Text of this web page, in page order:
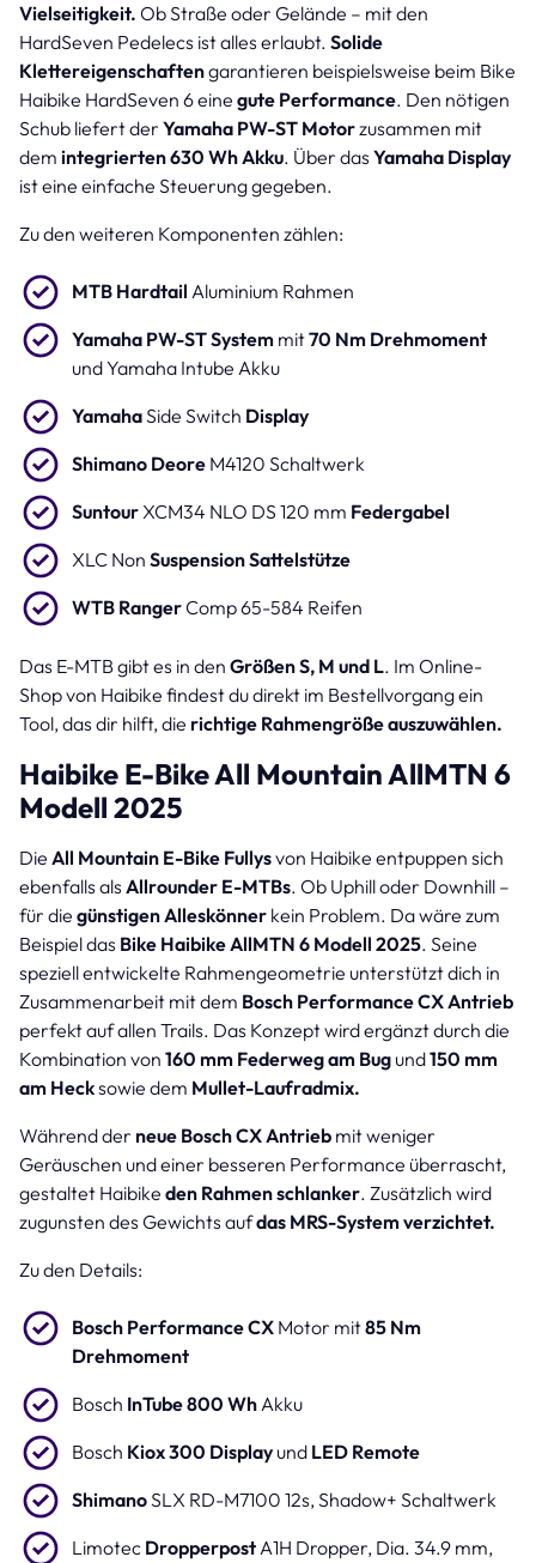
Vielseitigkeit. Ob Straße oder Gelände – mit den
HardSeven Pedelecs ist alles erlaubt. Solide
Klettereigenschaftengarantieren beispielsweise beim Bike
Haibike HardSeven 6 eine gute Performance. Den nötigen
Schub liefert der Yamaha PW-ST Motorzusammen mit
dem integrierten 630 Wh Akku. Über das Yamaha Display
ist eine einfache Steuerung gegeben.
Zu den weiteren Komponenten zählen:
MTB Hardtail Aluminium Rahmen
Yamaha PW-ST System mit70 Nm Drehmoment
und Yamaha Intube Akku
YamahaSide Switch Display
Shimano Deore M4120 Schaltwerk
SuntourXCM34 NLO DS 120 mm Federgabel
XLC Non Suspension Sattelstütze
WTB RangerComp 65-584 Reifen
Das E-MTB gibt es in den Größen S, M und L. Im Online-
Shop von Haibike findest du direkt im Bestellvorgang ein
Tool, das dir hilft, die richtige Rahmengröße auszuwählen.
Haibike E-Bike All Mountain AllMTN 6
Modell 2025
Die All Mountain E-Bike Fullysvon Haibike entpuppen sich
ebenfalls als Allrounder E-MTBs. Ob Uphill oder Downhill –
für die günstigen Alleskönner kein Problem. Da wäre zum
Beispiel das Bike Haibike AllMTN 6 Modell 2025. Seine
speziell entwickelte Rahmengeometrie unterstützt dich in
Zusammenarbeit mit dem Bosch Performance CX Antrieb
perfekt auf allen Trails. Das Konzept wird ergänzt durch die
Kombination von 160 mm Federweg am Bug und150 mm
am Hecksowie dem Mullet-Laufradmix.
Während der neue Bosch CX Antrieb mit weniger
Geräuschen und einer besseren Performance überrascht,
gestaltet Haibike den Rahmen schlanker. Zusätzlich wird
zugunsten des Gewichts aufdas MRS-System verzichtet.
Zu den Details:
Bosch Performance CX Motor mit85 Nm
Drehmoment
Bosch InTube 800 WhAkku
Bosch Kiox 300 Display und LED Remote
ShimanoSLX RD-M7100 12s, Shadow+ Schaltwerk
Limotec DropperpostA1H Dropper, Dia. 34.9 mm,